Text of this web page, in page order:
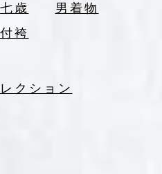
七歳
男着物
袴
クション